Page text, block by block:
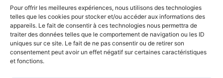
Pour offrir les meilleures expériences, nous utilisons des technologies
telles que les cookies pour stocker et/ou accéder aux informations des
appareils. Le fait de consentir à ces technologies nous permettra de
traiter des données telles que le comportement de navigation ou les ID
uniques sur ce site. Le fait de ne pas consentir ou de retirer son
consentement peut avoir un effet négatif sur certaines caractéristiques
et fonctions.